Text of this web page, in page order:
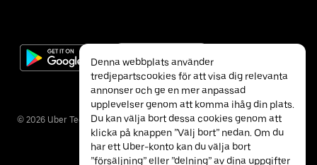
© 2026 Uber Technologies Inc.
Denna webbplats använder
tredjepartscookies för att visa dig relevanta
annonser och ge en mer anpassad
upplevelser genom att komma ihåg din plats.
Du kan välja bort dessa cookies genom att
klicka på knappen ”Välj bort” nedan. Om du
har ett Uber-konto kan du välja bort
”försäljning” eller ”delning” av dina uppgifter